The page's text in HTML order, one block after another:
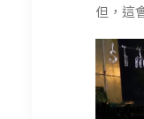
但，這